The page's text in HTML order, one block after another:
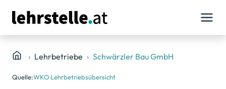
Lehrbetriebe Schwärzler Bau GmbH
Quelle:WKO Lehrbetriebsübersicht